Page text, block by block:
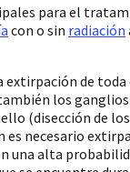
para el
con o sin radiación
extirpación de
los
(disección de
es necesario
una alta